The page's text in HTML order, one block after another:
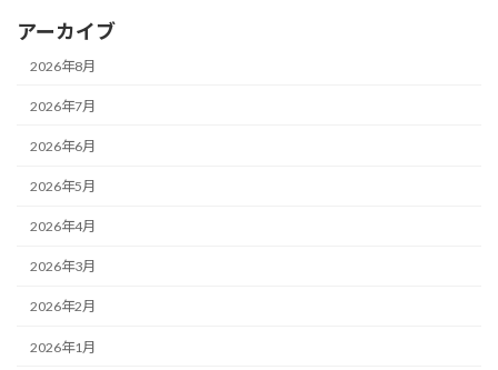
アーカイブ
2026年8月
2026年7月
2026年6月
2026年5月
2026年4月
2026年3月
2026年2月
2026年1月